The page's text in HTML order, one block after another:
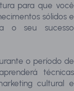
para que você
sólidos e
o seu sucesso
o período de
técnicas
cultural e